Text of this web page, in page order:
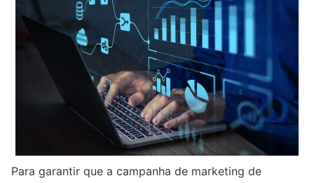
Para garantir que a campanha de marketing de